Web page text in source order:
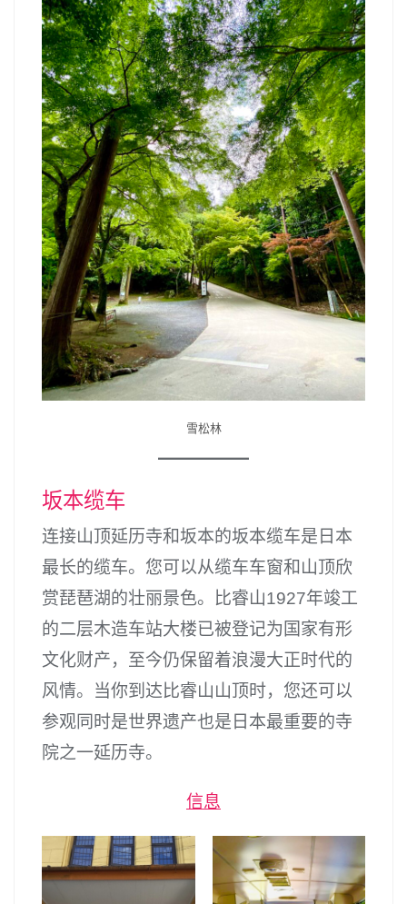
雪松林
坂本缆车
连接山顶延历寺和坂本的坂本缆车是日本
最长的缆车。您可以从缆车车窗和山顶欣
赏琵琶湖的壮丽景色。比睿山1927年竣工
的二层木造车站大楼已被登记为国家有形
文化财产，至今仍保留着浪漫大正时代的
风情。当你到达比睿山山顶时，您还可以
参观同时是世界遗产也是日本最重要的寺
院之一延历寺。
信息